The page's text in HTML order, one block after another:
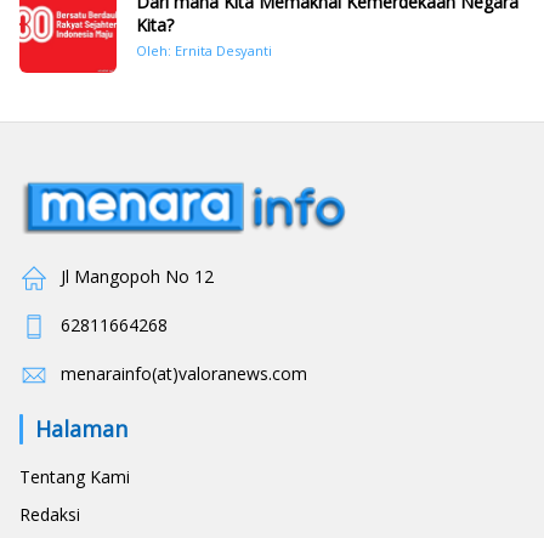
Kita?
Oleh: Ernita Desyanti
Jl Mangopoh No 12
62811664268
menarainfo(at)valoranews.com
Halaman
Tentang Kami
Redaksi